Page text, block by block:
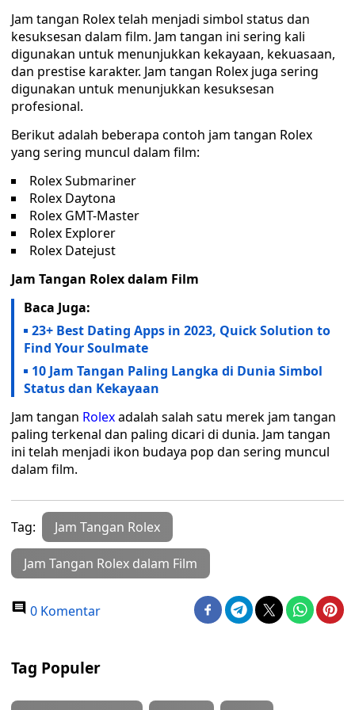
Jam tangan Rolex telah menjadi simbol status dan
kesuksesan dalam film. Jam tangan ini sering kali
digunakan untuk menunjukkan kekayaan, kekuasaan,
dan prestise karakter. Jam tangan Rolex juga sering
digunakan untuk menunjukkan kesuksesan
profesional.
Berikut adalah beberapa contoh jam tangan Rolex
yang sering muncul dalam film:
Rolex Submariner
Rolex Daytona
Rolex GMT-Master
Rolex Explorer
Rolex Datejust
Jam Tangan Rolex dalam Film
Baca Juga:
23+ Best Dating Apps in 2023, Quick Solution to
Find Your Soulmate
10 Jam Tangan Paling Langka di Dunia Simbol
Status dan Kekayaan
Jam tangan Rolexadalah salah satu merek jam tangan
paling terkenal dan paling dicari di dunia. Jam tangan
ini telah menjadi ikon budaya pop dan sering muncul
dalam film.
Tag: Jam Tangan Rolex
Jam Tangan Rolex dalam Film
0 Komentar
Tag Populer